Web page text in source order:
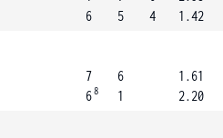
6
5
4
1.42
7
68
6
1
1.61
2.20